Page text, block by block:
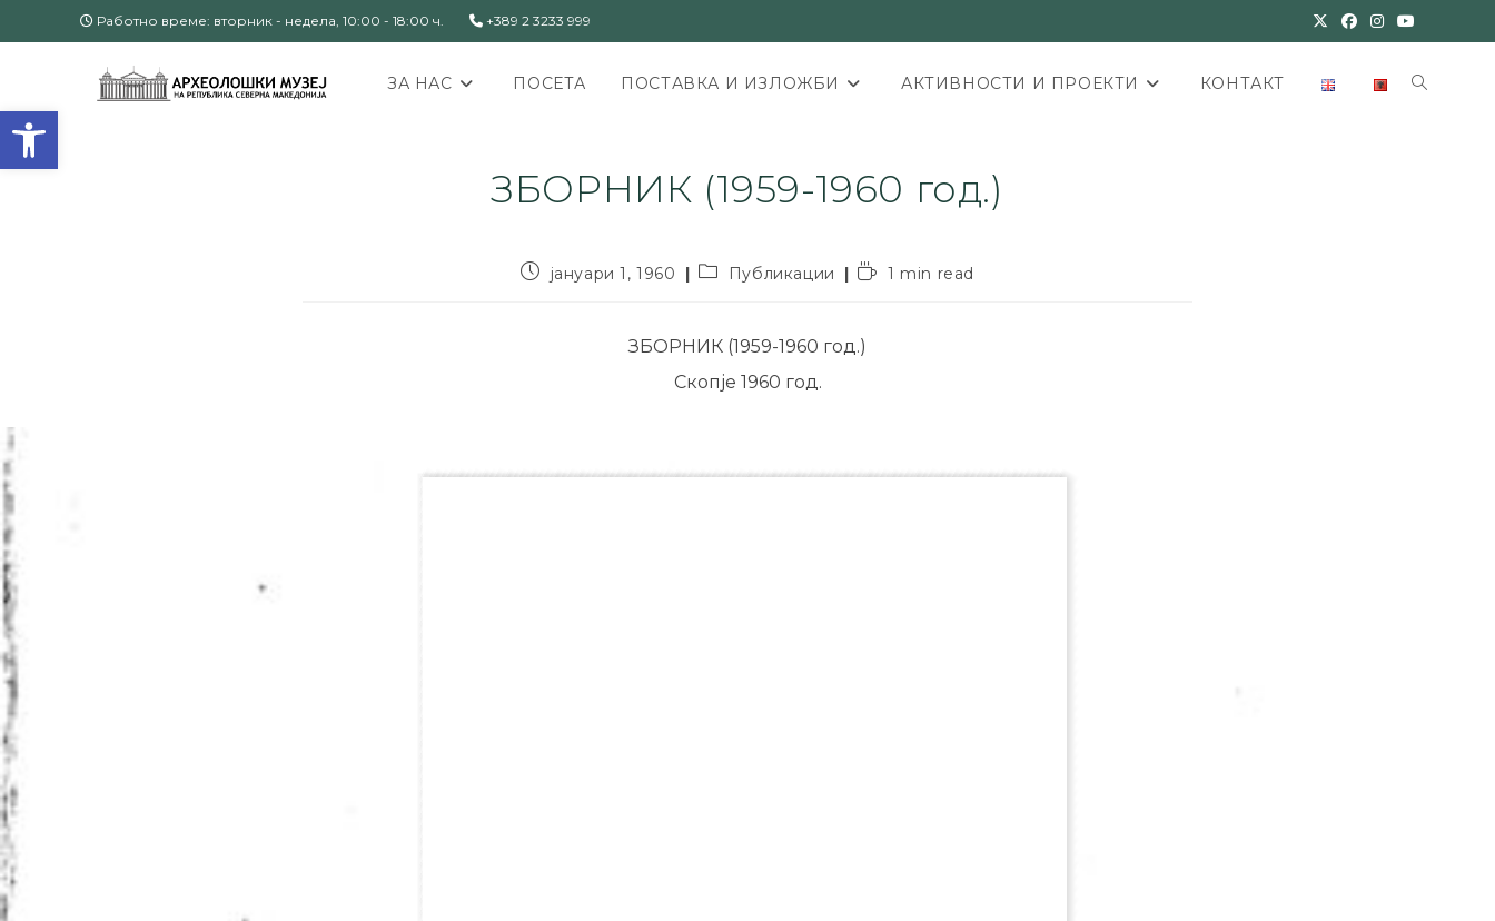
Open toolbar
Работно време: вторник - недела, 10:00 - 18:00 ч. +389 2 3233 999
ЗА НАС ПОСЕТА ПОСТАВКА И ИЗЛОЖБИ АКТИВНОСТИ И ПРОЕКТИ КОНТАКТ
ЗБОРНИК (1959-1960 год.)
јануари 1, 1960 Публикации 1 min read
ЗБОРНИК (1959-1960 год.)
Скопје 1960 год.